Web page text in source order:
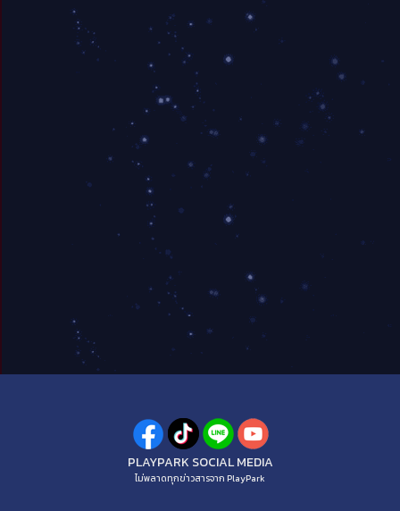
PLAYPARK SOCIAL MEDIA
ไม่พลาดทุกข่าวสารจาก PlayPark